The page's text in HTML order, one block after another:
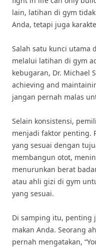
lain, latihan di gym
Anda, tetapi juga
Salah satu kunci utama
melalui latihan di gym
kebugaran, Dr. Michael
achieving and
jangan pernah malas
Selain konsistensi,
menjadi faktor penting.
yang sesuai dengan
membangun otot,
menurunkan berat
atau ahli gizi di gym
yang sesuai.
Di samping itu, penting
makan Anda. Seorang
pernah mengatakan,